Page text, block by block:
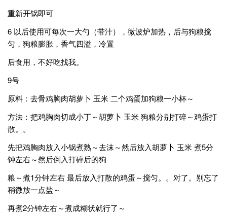
重新开锅即可
6 以后使用可每次一大勺（带汁），微波炉加热，后与狗粮搅
匀，狗粮膨胀，香气四溢，冷置
后食用，不好吃找我。
9号
原料：去骨鸡胸肉胡萝卜 玉米 二个鸡蛋加狗粮一小杯～
方法：把鸡胸肉切成小丁～胡萝卜 玉米 狗粮分别打碎～鸡蛋打
散。。
先把鸡胸肉放入小锅煮熟～去沫～然后放入胡萝卜 玉米 煮5分
钟左右～然后倒入打碎后的狗
粮～煮1分钟左右 最后放入打散的鸡蛋～搅匀。。对了。别忘了
稍微放一点盐～
再煮2分钟左右～煮成糊状就行了～